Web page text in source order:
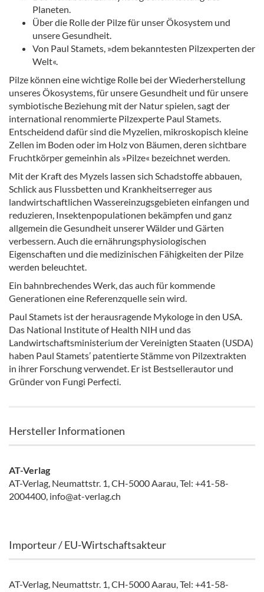
Planeten.
Über die Rolle der Pilze für unser Ökosystem und
unsere Gesundheit.
Von Paul Stamets, »dem bekanntesten Pilzexperten der
Welt«.
Pilze können eine wichtige Rolle bei der Wiederherstellung
unseres Ökosystems, für unsere Gesundheit und für unsere
symbiotische Beziehung mit der Natur spielen, sagt der
international renommierte Pilzexperte Paul Stamets.
Entscheidend dafür sind die Myzelien, mikroskopisch kleine
Zellen im Boden oder im Holz von Bäumen, deren sichtbare
Fruchtkörper gemeinhin als »Pilze« bezeichnet werden.
Mit der Kraft des Myzels lassen sich Schadstoffe abbauen,
Schlick aus Flussbetten und Krankheitserreger aus
landwirtschaftlichen Wassereinzugsgebieten einfangen und
reduzieren, Insektenpopulationen bekämpfen und ganz
allgemein die Gesundheit unserer Wälder und Gärten
verbessern. Auch die ernährungsphysiologischen
Eigenschaften und die medizinischen Fähigkeiten der Pilze
werden beleuchtet.
Ein bahnbrechendes Werk, das auch für kommende
Generationen eine Referenzquelle sein wird.
Paul Stamets ist der herausragende Mykologe in den USA.
Das National Institute of Health NIH und das
Landwirtschaftsministerium der Vereinigten Staaten (USDA)
haben Paul Stamets’ patentierte Stämme von Pilzextrakten
in ihrer Forschung verwendet. Er ist Bestsellerautor und
Gründer von Fungi Perfecti.
Hersteller Informationen
AT-Verlag
AT-Verlag, Neumattstr. 1, CH-5000 Aarau, Tel: +41-58-
2004400, info@at-verlag.ch
Importeur / EU-Wirtschaftsakteur
AT-Verlag, Neumattstr. 1, CH-5000 Aarau, Tel: +41-58-